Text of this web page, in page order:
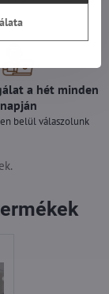
a hét minden
napján
belül válaszolunk